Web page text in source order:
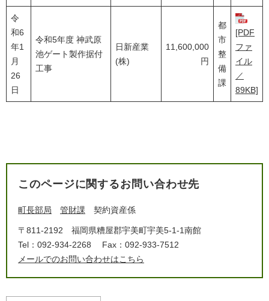
令
和6
年1
月
26
日
令和5年度 神武原
池ゲート製作据付
工事
日新産業
(株)
11,600,000
円
都
市
整
備
課
[PDF
ファ
イル
／
89KB]
このページに関するお問い合わせ先
町長部局 管財課 契約資産係
〒811-2192
福岡県糟屋郡宇美町宇美5-1-1南館
Tel：092-934-2268
Fax：092-933-7512
メールでのお問い合わせはこちら